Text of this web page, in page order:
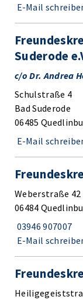
E-Mail
Suderode
c/o Dr. Andrea
Schulstraße 4
Bad Suderode
06485
E-Mail
Weberstraße 42
06484
03946 907007
E-Mail